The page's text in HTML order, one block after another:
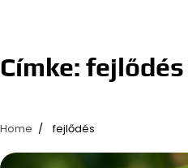
Címke: fejlődés
Home fejlődés